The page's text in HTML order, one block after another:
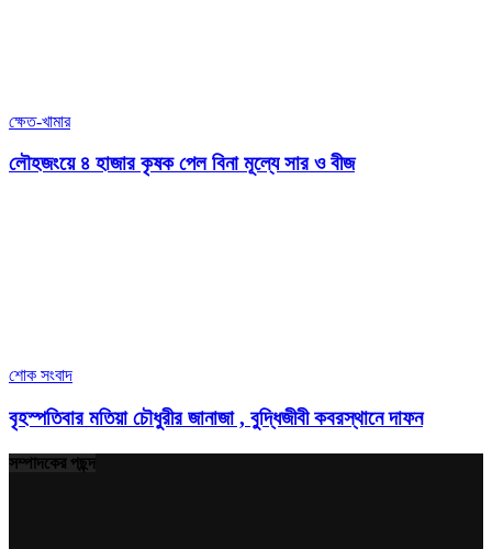
ক্ষেত-খামার
লৌহজংয়ে ৪ হাজার কৃষক পেল বিনা মূল্যে সার ও বীজ
শোক সংবাদ
বৃহস্পতিবার মতিয়া চৌধুরীর জানাজা , বুদ্ধিজীবী কবরস্থানে দাফন
সম্পাদকের পছন্দ